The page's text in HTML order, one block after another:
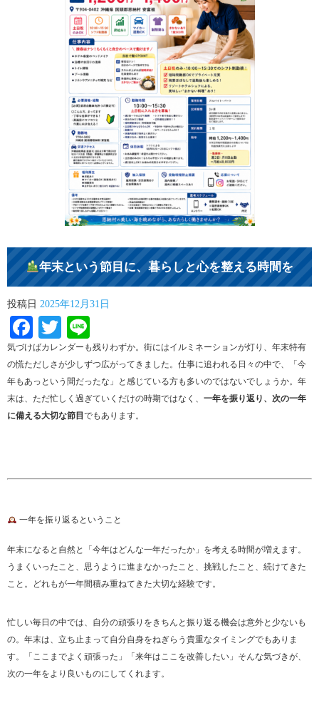
年末という節目に、暮らしと心を整える時間を
投稿日 2025年12月31日
Facebook
Twitter
気づけばカレンダーも残りわずか。街にはイルミネーションが灯り、年末特有
の慌ただしさが少しずつ広がってきました。仕事に追われる日々の中で、「今
年もあっという間だったな」と感じている方も多いのではないでしょうか。年
末は、ただ忙しく過ぎていくだけの時期ではなく、 一年を振り返り、次の一年
に備える大切な節目 でもあります。
一年を振り返るということ
年末になると自然と「今年はどんな一年だったか」を考える時間が増えます。
うまくいったこと、思うように進まなかったこと、挑戦したこと、続けてきた
こと。どれもが一年間積み重ねてきた大切な経験です。
忙しい毎日の中では、自分の頑張りをきちんと振り返る機会は意外と少ないも
の。年末は、立ち止まって自分自身をねぎらう貴重なタイミングでもありま
す。「ここまでよく頑張った」「来年はここを改善したい」そんな気づきが、
次の一年をより良いものにしてくれます。